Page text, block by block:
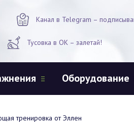
Канал в Telegram –
Тусовка в ОК – залетай!
Оборудование
тренировка от Эллен